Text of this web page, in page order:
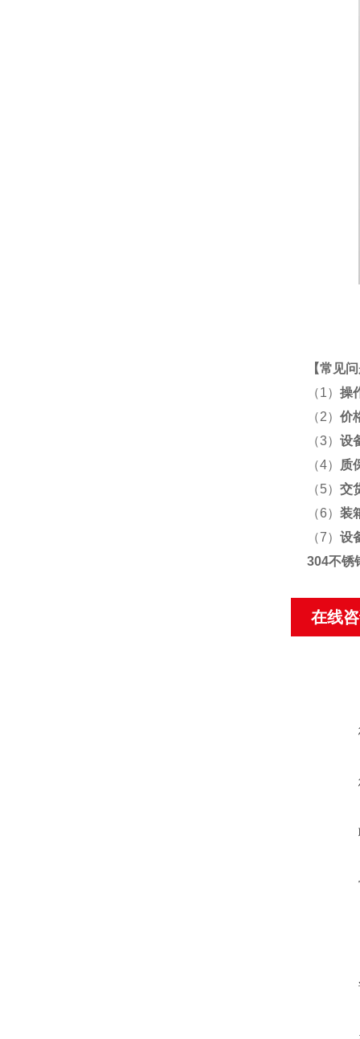
【常见
（1） 操
（2） 价
（3） 设
（4）
质
（5） 交
（6） 装
（7） 设
304不锈
在线